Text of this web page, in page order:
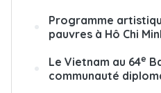
Programme
pauvres à Hô Chi
Le Vietnam au 64e
communauté